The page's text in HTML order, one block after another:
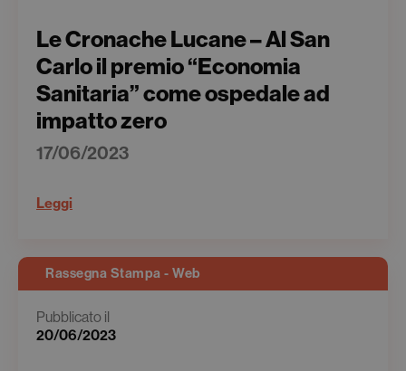
Le Cronache Lucane – Al San
Carlo il premio “Economia
Sanitaria” come ospedale ad
impatto zero
17/06/2023
Leggi
Rassegna Stampa - Web
Pubblicato il
20/06/2023